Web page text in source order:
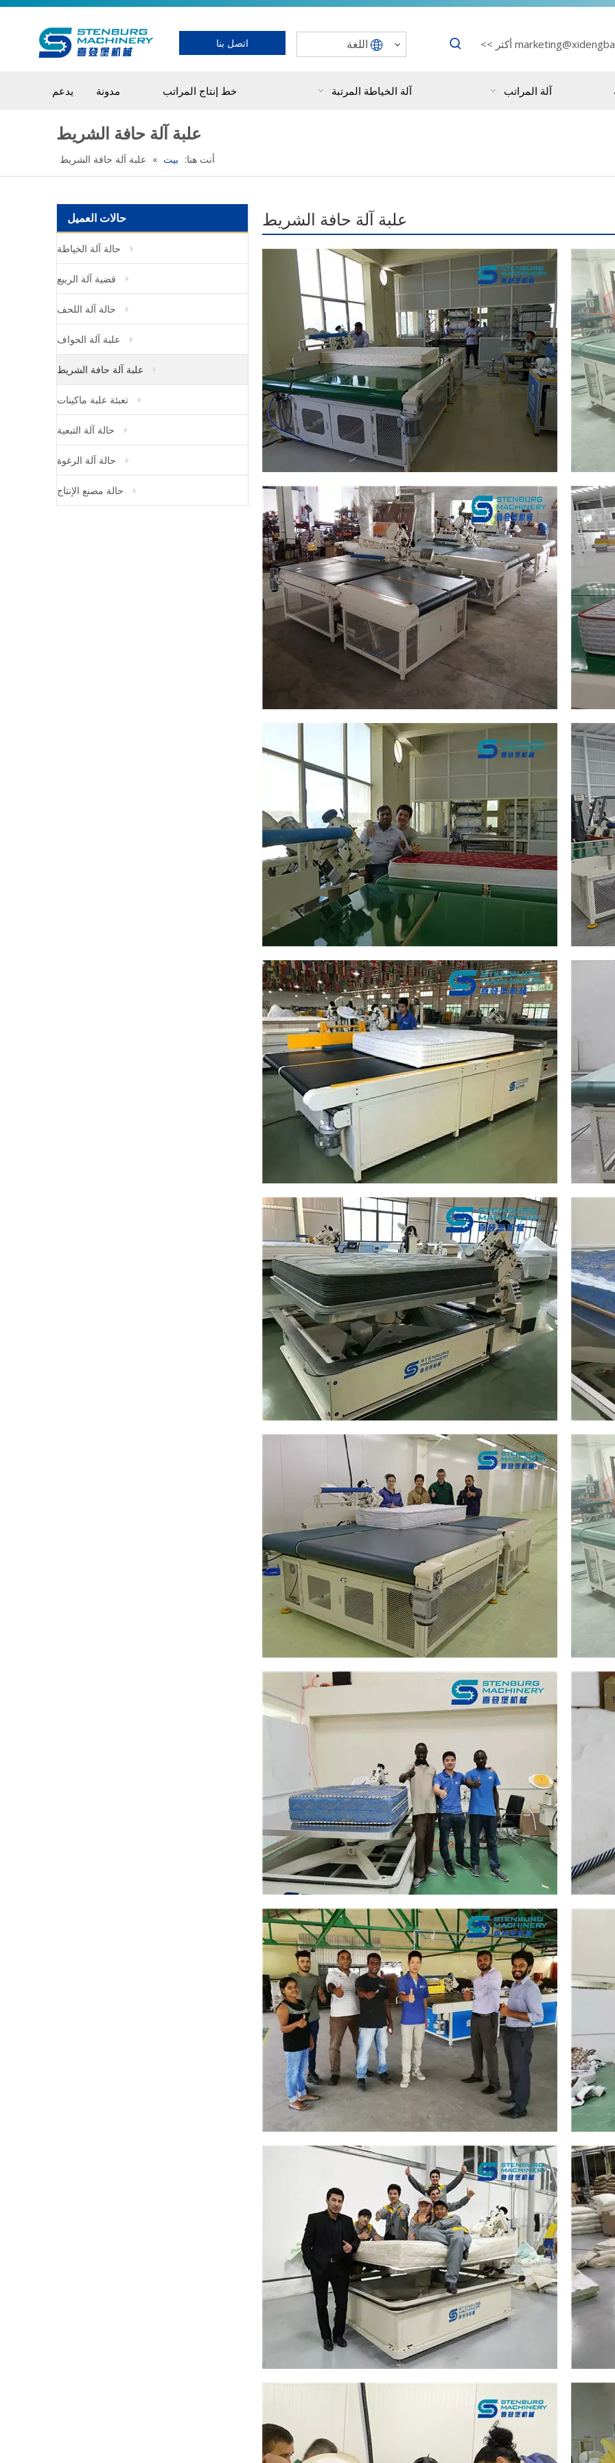
أكثر >> اللغة اتصل بنا
آلة المراتب آلة الخياطة المرتبة خط إنتاج المراتب مدونة يدعم
علبة آلة حافة الشريط
أنت هنا: بيت » علبة آلة حافة الشريط
حالات العميل
حالة آلة الخياطة
قضية آلة الربيع
حالة آلة اللحف
علبة آلة الحواف
علبة آلة حافة الشريط
تعبئة علبة ماكينات
حالة آلة التبعية
حالة آلة الرغوة
حالة مصنع الإنتاج
علبة آلة حافة الشريط